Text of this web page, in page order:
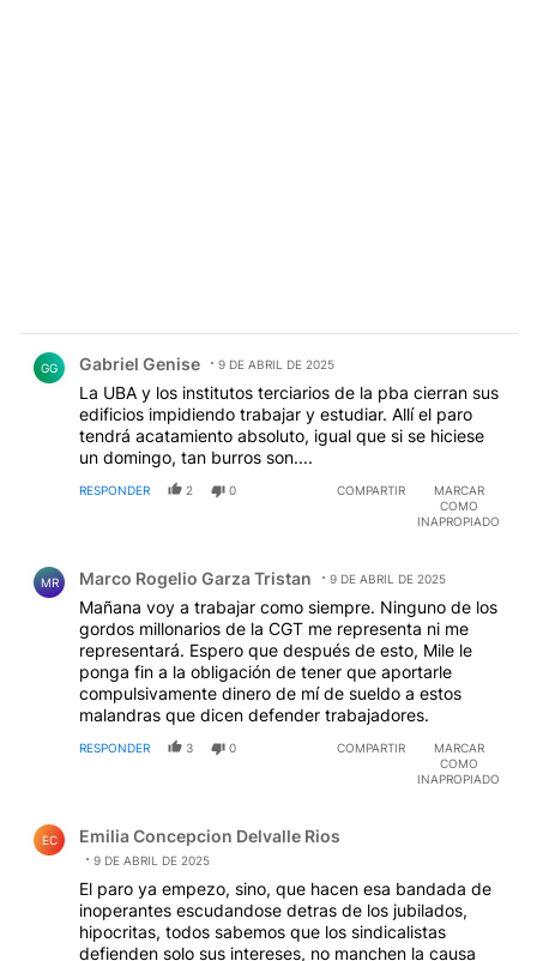
GG Gabriel Genise 9 DE ABRIL DE 2025
La UBA y los institutos terciarios de la pba cierran sus
edificios impidiendo trabajar y estudiar. Allí el paro
tendrá acatamiento absoluto, igual que si se hiciese
un domingo, tan burros son....
RESPONDER 2 0 COMPARTIR
MARCAR
COMO
INAPROPIADO
MR Marco Rogelio Garza Tristan 9 DE ABRIL DE 2025
Mañana voy a trabajar como siempre. Ninguno de los
gordos millonarios de la CGT me representa ni me
representará. Espero que después de esto, Mile le
ponga fin a la obligación de tener que aportarle
compulsivamente dinero de mí de sueldo a estos
malandras que dicen defender trabajadores.
RESPONDER 3 0 COMPARTIR
MARCAR
COMO
INAPROPIADO
EC Emilia Concepcion Delvalle Rios
9 DE ABRIL DE 2025
El paro ya empezo, sino, que hacen esa bandada de
inoperantes escudandose detras de los jubilados,
hipocritas, todos sabemos que los sindicalistas
defienden solo sus intereses, no manchen la causa